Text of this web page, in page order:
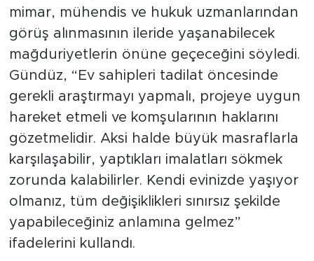
mimar, mühendis ve hukuk uzmanlarından
görüş alınmasının ileride yaşanabilecek
mağduriyetlerin önüne geçeceğini söyledi.
Gündüz, “Ev sahipleri tadilat öncesinde
gerekli araştırmayı yapmalı, projeye uygun
hareket etmeli ve komşularının haklarını
gözetmelidir. Aksi halde büyük masraflarla
karşılaşabilir, yaptıkları imalatları sökmek
zorunda kalabilirler. Kendi evinizde yaşıyor
olmanız, tüm değişiklikleri sınırsız şekilde
yapabileceğiniz anlamına gelmez”
ifadelerini kullandı.